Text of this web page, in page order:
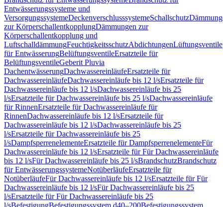
Entwässerungssysteme und
VersorgungssystemeDeckenverschlusssystemeSchallschutz
zur KörperschallentkopplungDämmungen zur
Körperschallentkopplung und
LuftschalldämmungFeuchtigkeitsschutzAbdichtungenLüftungsventile
für EntwässerungBelüftungsventileErsatzteile für
BelüftungsventileGeberit Pluvia
DachentwässerungDachwassereinläufeErsatzteile für
DachwassereinläufeDachwassereinläufe bis 12 l/sErsatzteile für
Dachwassereinläufe bis 12 l/sDachwassereinläufe bis 25
l/sErsatzteile für Dachwassereinläufe bis 25 l/sDachwassereinläufe
für RinnenErsatzteile für Dachwassereinläufe für
RinnenDachwassereinläufe bis 12 l/sErsatzteile für
Dachwassereinläufe bis 12 l/sDachwassereinläufe bis 25
l/sErsatzteile für Dachwassereinläufe bis 25
l/sDampfsperrenelementeErsatzteile für DampfsperrenelementeFür
Dachwassereinläufe bis 12 l/sErsatzteile für Für Dachwassereinläufe
bis 12 l/sFür Dachwassereinläufe bis 25 l/sBrandschutzBrandschutz
für EntwässerungssystemeNotüberläufeErsatzteile für
NotüberläufeFür Dachwassereinläufe bis 12 l/sErsatzteile für Für
Dachwassereinläufe bis 12 l/sFür Dachwassereinläufe bis 25
l/sErsatzteile für Für Dachwassereinläufe bis 25
l/sBefestigungBefestigungssystem d40–200Befestigungssystem